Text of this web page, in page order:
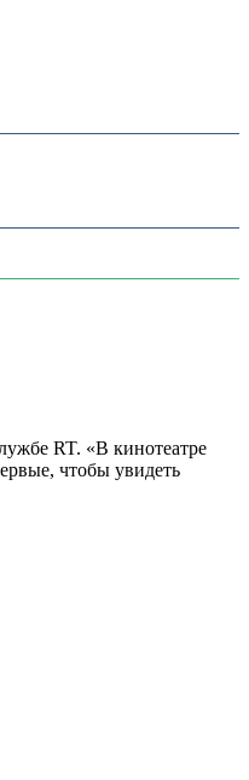
RT. «В кинотеатре
чтобы увидеть